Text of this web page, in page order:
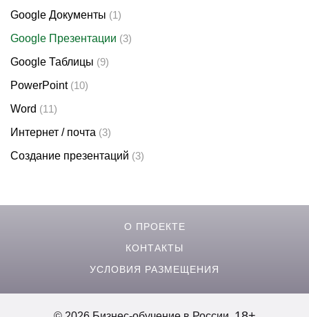
Google Документы (1)
Google Презентации (3)
Google Таблицы (9)
PowerPoint (10)
Word (11)
Интернет / почта (3)
Создание презентаций (3)
О ПРОЕКТЕ
КОНТАКТЫ
УСЛОВИЯ РАЗМЕЩЕНИЯ